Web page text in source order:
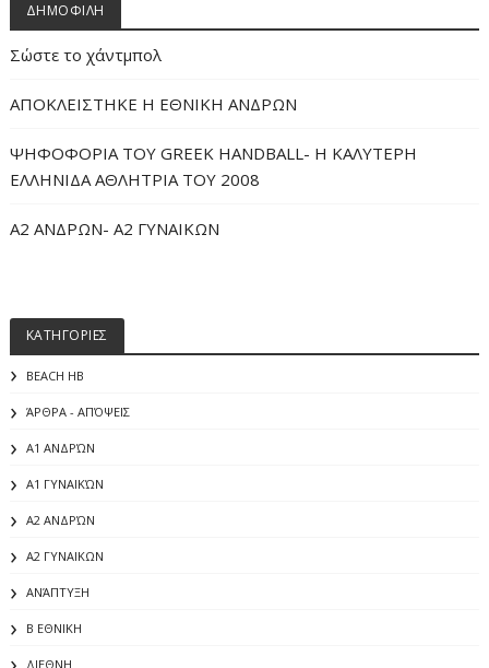
ΔΗΜΟΦΙΛΗ
Σώστε το χάντμπολ
ΑΠΟΚΛΕΙΣΤΗΚΕ Η ΕΘΝΙΚΗ ΑΝΔΡΩΝ
ΨΗΦΟΦΟΡΙΑ ΤΟΥ GREEK HANDBALL- H ΚΑΛΥΤΕΡΗ
ΕΛΛΗΝΙΔΑ ΑΘΛΗΤΡΙΑ ΤΟΥ 2008
Α2 ΑΝΔΡΩΝ- Α2 ΓΥΝΑΙΚΩΝ
ΚΑΤΗΓΟΡΙΕΣ
BEACH HB
ΆΡΘΡΑ - ΑΠΌΨΕΙΣ
Α1 ΑΝΔΡΏΝ
Α1 ΓΥΝΑΙΚΏΝ
Α2 ΑΝΔΡΏΝ
Α2 ΓΥΝΑΙΚΩΝ
ΑΝΆΠΤΥΞΗ
Β ΕΘΝΙΚΗ
ΔΙΕΘΝΗ